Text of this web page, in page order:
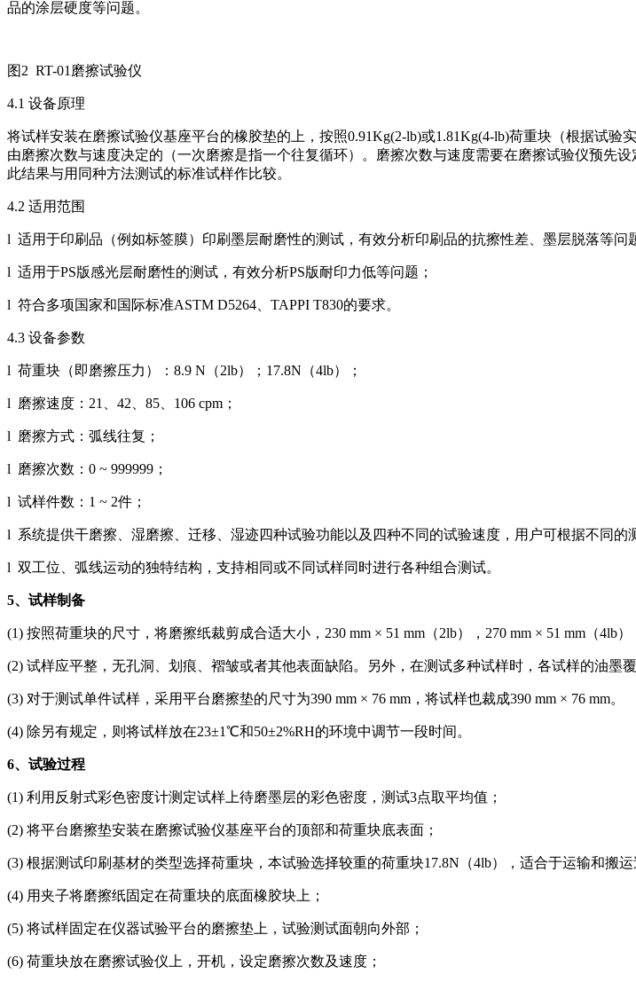
品的涂层硬度等问题。
图2 RT-01磨擦试验仪
4.1 设备原理
将试样安装在磨擦试验仪基座平台的橡胶垫的上，按照0.91Kg(2-lb)或1.81Kg(4-lb)荷重块（根据试
由磨擦次数与速度决定的（一次磨擦是指一个往复循环）。磨擦次数与速度需要在磨擦试验仪预先
此结果与用同种方法测试的标准试样作比较。
4.2 适用范围
l 适用于印刷品（例如标签膜）印刷墨层耐磨性的测试，有效分析印刷品的抗擦性差、墨层脱落等问
l 适用于PS版感光层耐磨性的测试，有效分析PS版耐印力低等问题；
l 符合多项国家和国际标准ASTM D5264、TAPPI T830的要求。
4.3 设备参数
l 荷重块（即磨擦压力）：8.9 N（2lb）；17.8N（4lb）；
l 磨擦速度：21、42、85、106 cpm；
l 磨擦方式：弧线往复；
l 磨擦次数：0 ~ 999999；
l 试样件数：1 ~ 2件；
l 系统提供干磨擦、湿磨擦、迁移、湿迹四种试验功能以及四种不同的试验速度，用户可根据不同的
l 双工位、弧线运动的独特结构，支持相同或不同试样同时进行各种组合测试。
5、试样制备
(1) 按照荷重块的尺寸，将磨擦纸裁剪成合适大小，230 mm × 51 mm（2lb），270 mm × 51 mm（4lb）
(2) 试样应平整，无孔洞、划痕、褶皱或者其他表面缺陷。另外，在测试多种试样时，各试样的油墨
(3) 对于测试单件试样，采用平台磨擦垫的尺寸为390 mm × 76 mm，将试样也裁成390 mm × 76 mm。
(4) 除另有规定，则将试样放在23±1℃和50±2%RH的环境中调节一段时间。
6、试验过程
(1) 利用反射式彩色密度计测定试样上待磨墨层的彩色密度，测试3点取平均值；
(2) 将平台磨擦垫安装在磨擦试验仪基座平台的顶部和荷重块底表面；
(3) 根据测试印刷基材的类型选择荷重块，本试验选择较重的荷重块17.8N（4lb），适合于运输和搬
(4) 用夹子将磨擦纸固定在荷重块的底面橡胶块上；
(5) 将试样固定在仪器试验平台的磨擦垫上，试验测试面朝向外部；
(6) 荷重块放在磨擦试验仪上，开机，设定磨擦次数及速度；